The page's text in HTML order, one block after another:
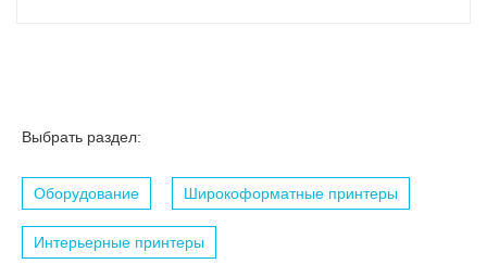
Выбрать раздел:
Оборудование Широкоформатные принтеры
Интерьерные принтеры